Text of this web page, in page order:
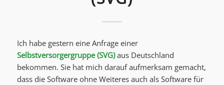
Ich habe gestern eine Anfrage einer
Selbstversorgergruppe (SVG)aus Deutschland
bekommen. Sie hat mich darauf aufmerksam gemacht,
dass die Software ohne Weiteres auch als Software für